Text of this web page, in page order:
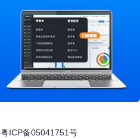
粤ICP备05041751号